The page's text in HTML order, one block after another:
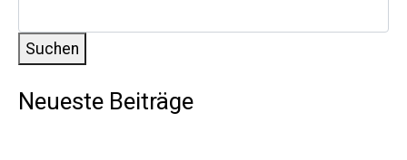
Suchen
Neueste Beiträge